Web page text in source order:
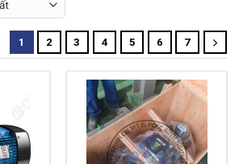
1 2 3 4 5 6 7